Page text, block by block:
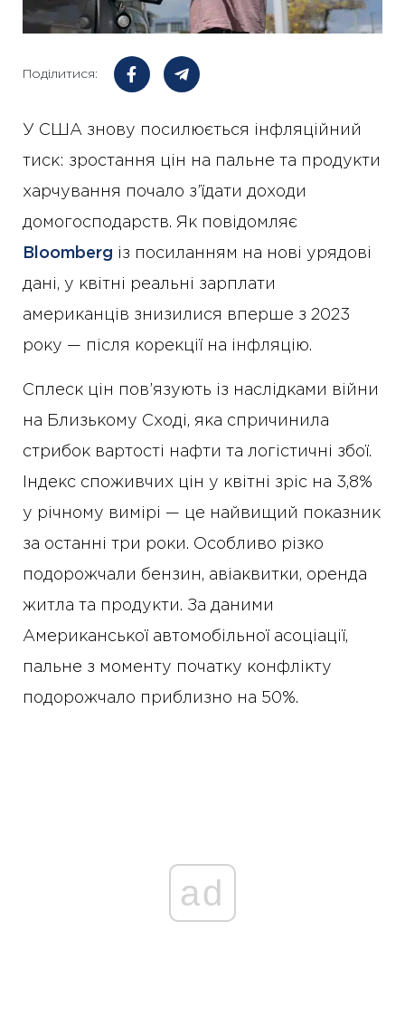
Поділитися:
У США знову посилюється інфляційний
тиск: зростання цін на пальне та продукти
харчування почало з’їдати доходи
домогосподарств. Як повідомляє
Bloomberg із посиланням на нові урядові
дані, у квітні реальні зарплати
американців знизилися вперше з 2023
року — після корекції на інфляцію.
Сплеск цін пов’язують із наслідками війни
на Близькому Сході, яка спричинила
стрибок вартості нафти та логістичні збої.
Індекс споживчих цін у квітні зріс на 3,8%
у річному вимірі — це найвищий показник
за останні три роки. Особливо різко
подорожчали бензин, авіаквитки, оренда
житла та продукти. За даними
Американської автомобільної асоціації,
пальне з моменту початку конфлікту
подорожчало приблизно на 50%.
ad